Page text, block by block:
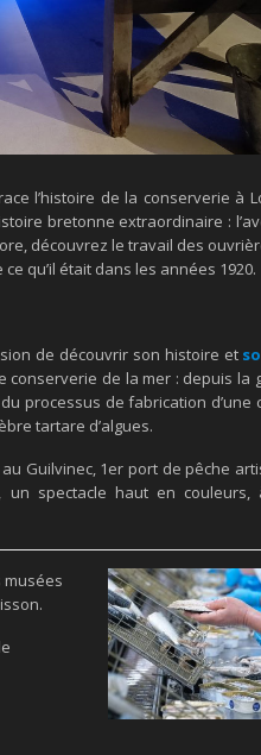
l’histoire de la conserverie à
bretonne extraordinaire :
découvrez le travail des
qu’il était dans les années 1920.
de découvrir son histoire et
conserverie de la mer : depuis la
processus de fabrication d’une
tartare d’algues.
au Guilvinec, 1er port de pêche
, un spectacle haut en couleurs,
musées